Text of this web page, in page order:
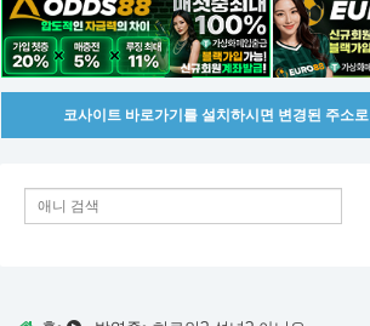
코사이트 바로가기를 설치하시면 변경된 주소